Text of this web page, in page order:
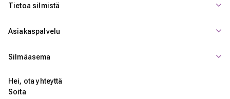
Tietoa silmistä
Asiakaspalvelu
Silmäasema
Hei, ota yhteyttä
Soita